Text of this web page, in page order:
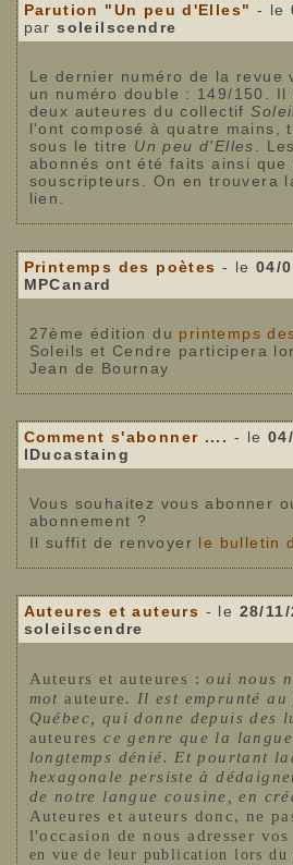
Parution "Un peu d'Elles" - le
parsoleilscendre
Le dernier numéro de la revue
un numéro double : 149/150. Il
deux auteures du collectif
l'ont composé à quatre mains,
sous le titre Un peu d'Elles
.
abonnés ont été faits ainsi que
souscripteurs. On en trouvera
lien.
Printemps des poètes - le 04/
MPCanard
27ème édition du printemps
Soleils et Cendre participera
Jean de Bournay
Comment s'abonner .... - le
IDucastaing
Vous souhaitez vous abonner
abonnement ?
Il suffit de renvoyer le bulletin
Auteures et auteurs - le 28/
soleilscendre
Auteurs et auteures :oui nous
motauteure. Il est emprunté au
Québec, qui donne depuis des
auteures ce genre que la
longtemps dénié. Et pourtant
hexagonale persiste à
de notre langue cousine, en
Auteures et auteurs donc, ne
l'occasion de nous adresser vos
en vue de leur publication lors du